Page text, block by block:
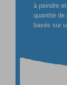
à peindre
quantité
basés sur